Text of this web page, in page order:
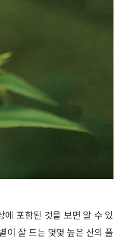
포함된 것을 보면 알 수 있
이 잘 드는 몇몇 높은 산의 풀